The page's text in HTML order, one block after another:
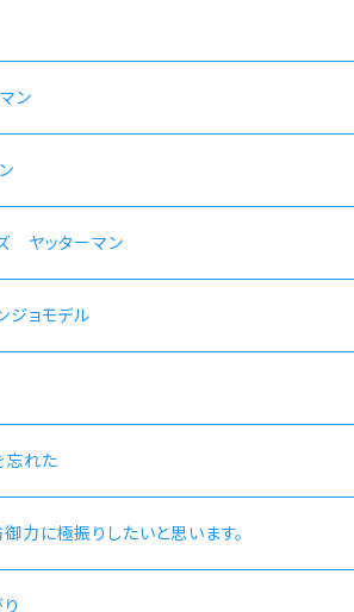
時計 本数限定商品
計 本数限定
ド】腕時計 本数限定
計 本数限定
年記念モデル
ン 50周年記念モデル
50周年記念モデル
ヤッターマン 45周年記念モデル
ン
ヤッターマン
ジョモデル
忘れた
力に極振りしたいと思います。